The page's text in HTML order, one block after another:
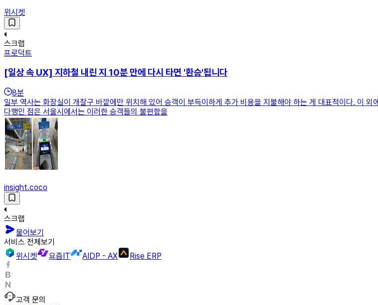
위시켓
스크랩
프로덕트
[일상 속 UX] 지하철 내린 지 10분 만에 다시 타면 '환승'됩니다
8분
일부 역사는 화장실이 개찰구 바깥에만 위치해 있어 승객이 부득이하게 추가 비용을 지불해야 하는 게 대표적이다. 이
다행인 점은 서울시에서는 이러한 승객들의 불편함을
insight.coco
스크랩
물어보기
서비스 전체보기
위시켓
요즘IT AIDP - AX Rise ERP
고객 문의